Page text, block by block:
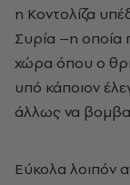
η Kοντολίζα
Συρία –η οποία
χώρα όπου ο
υπό κάποιον
άλλως να
Eύκολα λοιπόν